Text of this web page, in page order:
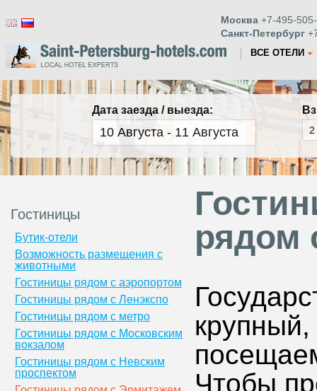
Москва +7-495-
Санкт-Петербург
ВСЕ ОТЕЛИ
Дата заезда / выезда:
Гостиницы
Бутик-отели
Возможность размещения с
животными
Гостиницы рядом с аэропортом
Гостиницы рядом с Ленэкспо
Гостиницы рядом с метро
Гостиницы рядом с Московским
вокзалом
Гостиницы рядом с Невским
проспектом
рядом
Чтобы